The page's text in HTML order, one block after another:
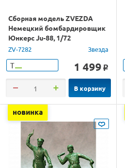
Сборная модель ZVEZDA
Немецкий бомбардировщик
Юнкерс Ju-88, 1/72
ZV-7282 Звезда
Т 1 499 o
В корзину
новинка